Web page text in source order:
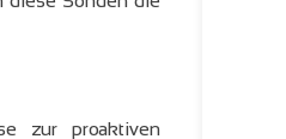
zur proaktiven